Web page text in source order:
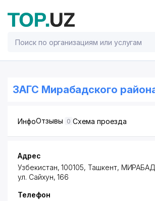
ЗАГС Мирабaдского
ИнфоОтзывы 0 Схема проезда
Адрес
Узбекистан, 100105, Ташкент,
ул. Сайхун, 166
Телефон